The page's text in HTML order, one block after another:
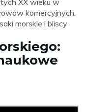
XX wieku w
komercyjnych.
morskie i bliscy